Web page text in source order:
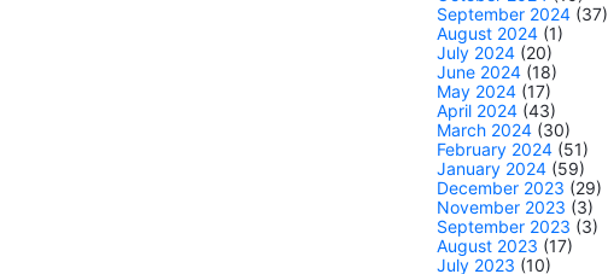
September 2024 (37)
August 2024 (1)
July 2024 (20)
June 2024 (18)
May 2024 (17)
April 2024 (43)
March 2024 (30)
February 2024 (51)
January 2024 (59)
December 2023 (29)
November 2023 (3)
September 2023 (3)
August 2023 (17)
July 2023 (10)